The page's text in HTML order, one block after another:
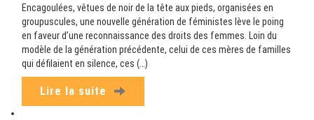
Encagoulées, vêtues de noir de la tête aux pieds, organisées en
groupuscules, une nouvelle génération de féministes lève le poing
en faveur d’une reconnaissance des droits des femmes. Loin du
modèle de la génération précédente, celui de ces mères de familles
qui défilaient en silence, ces (…)
Lire la suite